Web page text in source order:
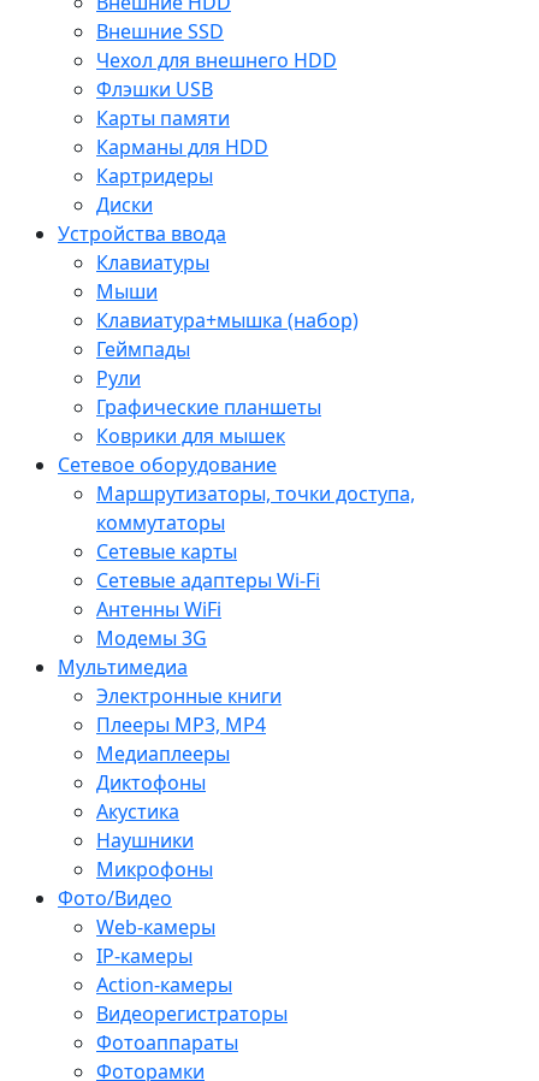
Внешние SSD
Чехол для внешнего HDD
Флэшки USB
Карты памяти
Карманы для HDD
Картридеры
Диски
Устройства ввода
Клавиатуры
Мыши
Клавиатура+мышка (набор)
Геймпады
Рули
Графические планшеты
Коврики для мышек
Сетевое оборудование
Маршрутизаторы, точки доступа,
коммутаторы
Сетевые карты
Сетевые адаптеры Wi-Fi
Антенны WiFi
Модемы 3G
Мультимедиа
Электронные книги
Плееры MP3, MP4
Медиаплееры
Диктофоны
Акустика
Наушники
Микрофоны
Фото/Видео
Web-камеры
IP-камеры
Action-камеры
Видеорегистраторы
Фотоаппараты
Фоторамки